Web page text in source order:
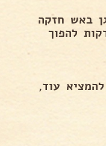
באש חזקה
להפוך
עוד,